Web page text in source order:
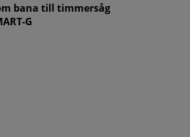
bana till timmersåg
G